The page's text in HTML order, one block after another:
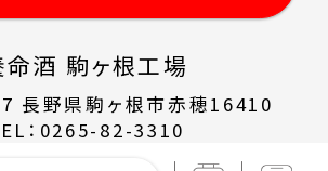
命酒 駒ヶ根工場
長野県駒ヶ根市赤穂16410
：0265-82-3310